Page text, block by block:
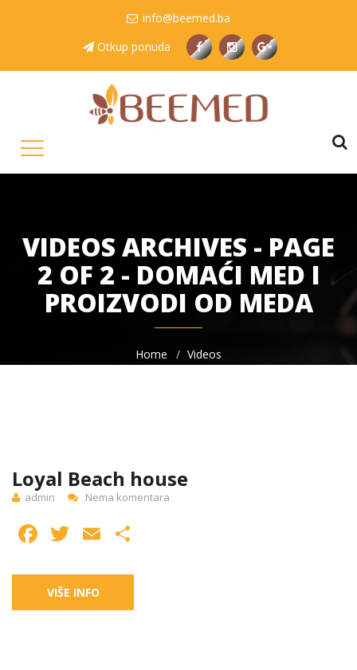
info@beemed.ba
Otkup ponuda
VIDEOS ARCHIVES - PAGE
2 OF 2 - DOMAĆI MED I
PROIZVODI OD MEDA
Home Videos
Loyal Beach house
admin Nema komentara
Facebook
Twitter
Email
VIŠE INFO